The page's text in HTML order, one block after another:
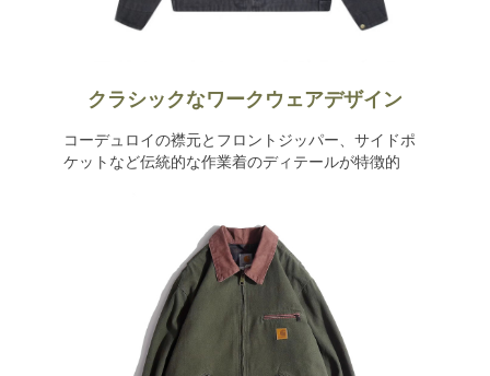
クラシックなワークウェアデザイン
コーデュロイの襟元とフロントジッパー、サイドポ
ケットなど伝統的な作業着のディテールが特徴的